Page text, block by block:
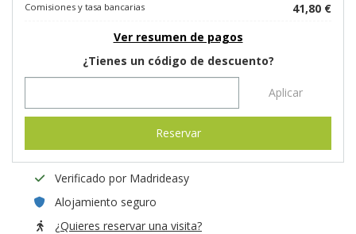
Comisiones y tasa bancarias
41,80 €
Ver resumen de pagos
¿Tienes un código de descuento?
Aplicar
Reservar
Verificado por Madrideasy
Alojamiento seguro
¿Quieres reservar una visita?